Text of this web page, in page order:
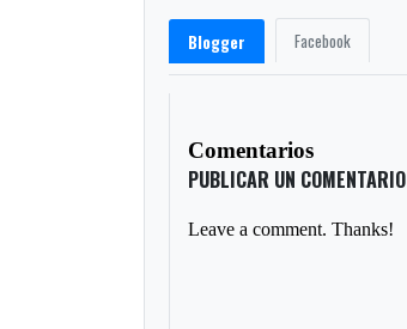
Blogger Facebook
Comentarios
PUBLICAR UN COMENTARIO
Leave a comment. Thanks!